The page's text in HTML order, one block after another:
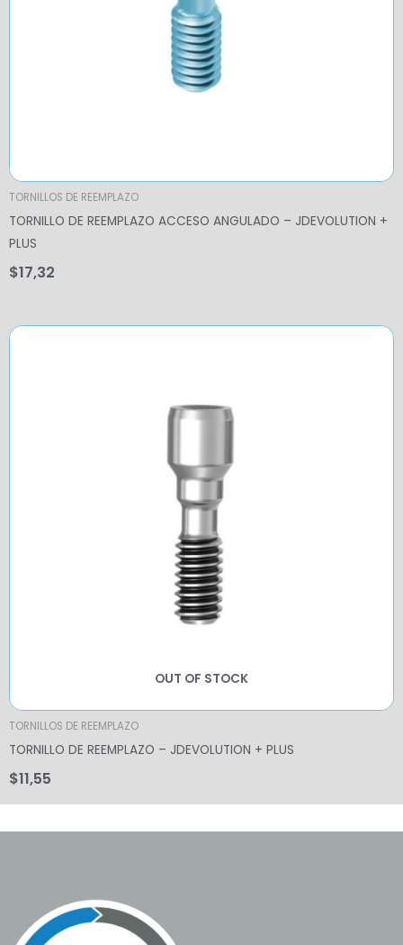
TORNILLOS DE REEMPLAZO
TORNILLO DE REEMPLAZO ACCESO ANGULADO – JDEVOLUTION +
PLUS
$17,32
OUT OF STOCK
TORNILLOS DE REEMPLAZO
TORNILLO DE REEMPLAZO – JDEVOLUTION + PLUS
$11,55